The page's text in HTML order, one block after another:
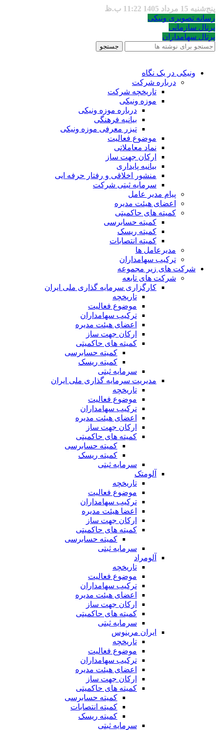
پنج‌شنبه 15 مرداد 1405 11:22 ب.ظ
رسانه تصویری ونیکی
پرتال سازمانی
پرتال سهامداران
جستجو
ونیکی در یک نگاه
درباره شرکت
تاریخچه شرکت
موزه ونیکی
درباره موزه ونیکی
بیانیه فرهنگی
تیزر معرفی موزه ونیکی
موضوع فعالیت
نماد معاملاتی
ارکان جهت ساز
بیانیه پایداری
منشور اخلاقی و رفتار حرفه ایی
سرمایه ثبتی شرکت
پیام مدیر عامل
اعضای هیئت مدیره
کمیته های حاکمیتی
کمیته حسابرسی
کمیته ریسک
کمیته انتصابات
مدیرعامل ها
ترکیب سهامداران
شرکت های زیر مجموعه
شرکت های تابعه
کارگزاری سرمایه گذاری ملی ایران
تاریخچه
موضوع فعالیت
ترکیب سهامداران
اعضای هیئت مدیره
ارکان جهت ساز
کمیته های حاکمیتی
کمیته حسابرسی
کمیته ریسک
سرمایه ثبتی
مدیریت سرمایه گذاری ملی ایران
تاریخچه
موضوع فعالیت
ترکیب سهامداران
اعضای هیئت مدیره
ارکان جهت ساز
کمیته های حاکمیتی
کمیته حسابرسی
کمیته ریسک
سرمایه ثبتی
آلومتک
تاریخچه
موضوع فعالیت
ترکیب سهامداران
اعضا هیئت مدیره
ارکان جهت ساز
کمیته های حاکمیتی
کمیته حسابرسی
سرمایه ثبتی
آلومراد
تاریخچه
موضوع فعالیت
ترکیب سهامداران
اعضای هیئت مدیره
ارکان جهت ساز
کمیته های حاکمیتی
سرمایه ثبتی
ایران مرینوس
تاریخچه
موضوع فعالیت
ترکیب سهامداران
اعضای هیئت مدیره
ارکان جهت ساز
کمیته های حاکمیتی
کمیته حسابرسی
کمیته انتصابات
کمیته ریسک
سرمایه ثبتی